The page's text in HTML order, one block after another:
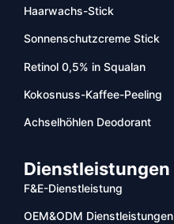
Haarwachs-Stick
Sonnenschutzcreme Stick
Retinol 0,5% in Squalan
Kokosnuss-Kaffee-Peeling
Achselhöhlen Deodorant
Dienstleistungen
F&E-Dienstleistung
OEM&ODM Dienstleistungen